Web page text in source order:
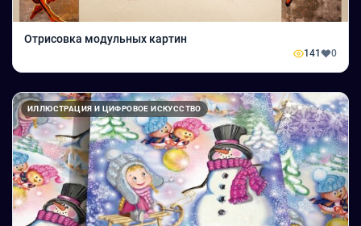
Отрисовка модульных картин
141 0
ИЛЛЮСТРАЦИЯ И ЦИФРОВОЕ ИСКУССТВО